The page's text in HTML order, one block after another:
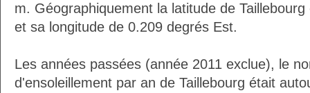
m. Géographiquement la latitude de
et sa longitude de 0.209 degrés Est.
Les années passées (année 2011 exclue), le
d'ensoleillement par an de Taillebourg était